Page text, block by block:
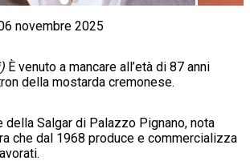
novembre 2025
È venuto a mancare all’età di 87 anni
della mostarda cremonese.
della Salgar di Palazzo Pignano, nota
che dal 1968 produce e commercializza